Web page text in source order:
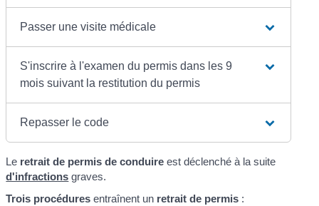
Passer une visite médicale
S'inscrire à l'examen du permis dans les 9
mois suivant la restitution du permis
Repasser le code
Le retrait de permis de conduire est déclenché à la suite
d'infractions graves.
Trois procédures entraînent un retrait de permis :